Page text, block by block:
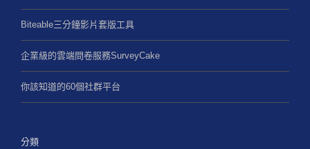
Biteable三分鐘影片套版工具
企業級的雲端問卷服務SurveyCake
你該知道的60個社群平台
分類